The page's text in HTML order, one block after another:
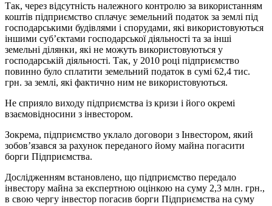
Так, через відсутність належного контролю за використанням
коштів підприємство сплачує земельний податок за землі під
господарськими будівлями і спорудами, які використовуються
іншими суб’єктами господарської діяльності та за інші
земельні ділянки, які не можуть використовуються у
господарській діяльності. Так, у 2010 році підприємство
повинно було сплатити земельний податок в сумі 62,4 тис.
грн. за землі, які фактично ним не використовуються.
Не сприяло виходу підприємства із кризи і його окремі
взаємовідносини з інвестором.
Зокрема, підприємство уклало договори з Інвестором, який
зобов’язався за рахунок переданого йому майна погасити
борги Підприємства.
Дослідженням встановлено, що підприємство передало
інвестору майна за експертною оцінкою на суму 2,3 млн. грн.,
в свою чергу інвестор погасив борги Підприємства на суму